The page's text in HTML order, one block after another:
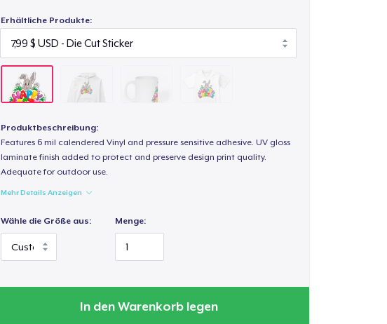
Erhältliche Produkte:
Produktbeschreibung:
Features 6 mil calendered Vinyl and pressure sensitive adhesive. UV gloss
laminate finish added to protect and preserve design print quality.
Adequate for outdoor use.
Mehr Details Anzeigen
Wähle die Größe aus: Menge:
In den Warenkorb legen